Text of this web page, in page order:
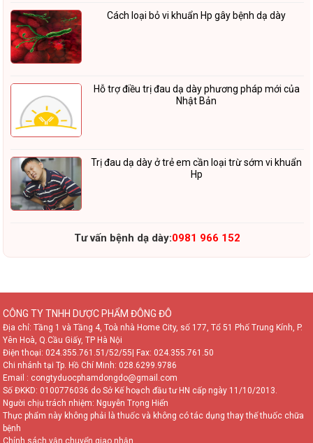
Cách loại bỏ vi khuẩn Hp gây bệnh dạ dày
Hỗ trợ điều trị đau dạ dày phương pháp mới của
Nhật Bản
Trị đau dạ dày ở trẻ em cần loại trừ sớm vi khuẩn
Hp
Tư vấn bệnh dạ dày:0981 966 152
CÔNG TY TNHH DƯỢC PHẨM ĐÔNG ĐÔ
Địa chỉ: Tầng 1 và Tầng 4, Toà nhà Home City, số 177, Tổ 51 Phố Trung Kính, P.
Yên Hoà, Q.Cầu Giấy, TP Hà Nội
Điện thoại: 024.355.761.51/52/55
| Fax: 024.355.761.50
Chi nhánh tại Tp. Hồ Chí Minh: 028.6299.9786
Email : congtyduocphamdongdo@gmail.com
Số ĐKKD: 0100776036 do Sở Kế hoạch đầu tư HN cấp ngày 11/10/2013.
Người chịu trách nhiệm: Nguyễn Trọng Hiển
Thực phẩm này không phải là thuốc và không có tác dụng thay thế thuốc chữa
bệnh
Chính sách vận chuyển giao nhận